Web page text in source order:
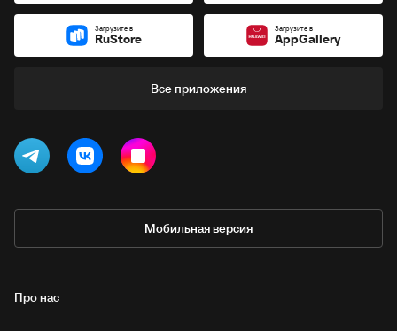
Загрузите в
RuStore
Загрузите в
AppGallery
Все приложения
Мобильная версия
Про нас